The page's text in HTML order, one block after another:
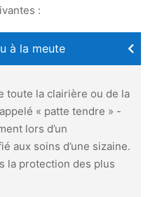
:
à la meute
toute la clairière ou de la
« patte tendre » -
lors d’un
aux soins d’une sizaine.
la protection des plus